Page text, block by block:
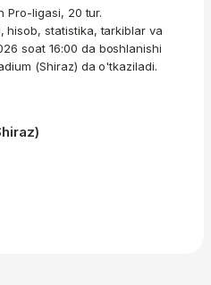
Pro-ligasi, 20 tur.
hisob, statistika, tarkiblar va
soat 16:00 da boshlanishi
(Shiraz) da o'tkaziladi.